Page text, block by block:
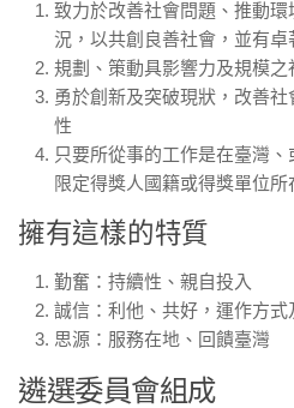
致力於改善社會問題、推動
況，以共創良善社會，並有卓
規劃、策動具影響力及規模之
勇於創新及突破現狀，改善
性
只要所從事的工作是在臺灣
限定得獎人國籍或得獎單位所
擁有這樣的特質
勤奮：持續性、親自投入
誠信：利他、共好，運作方式
思源：服務在地、回饋臺灣
遴選委員會組成